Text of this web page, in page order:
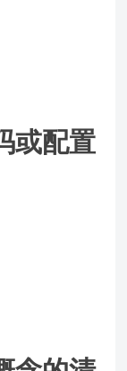
或配置